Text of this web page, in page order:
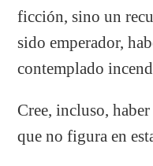
ficción, sino un
sido emperador,
contemplado
Cree, incluso,
que no figura en